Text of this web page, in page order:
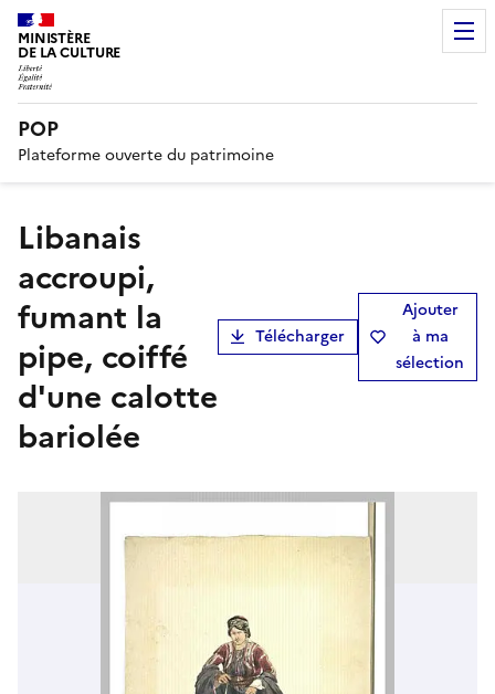
MINISTÈRE
DE LA CULTURE
POP
Plateforme ouverte du patrimoine
Libanais
accroupi,
fumant la
pipe, coiffé
d'une calotte
bariolée
Télécharger
Ajouter
à ma
sélection